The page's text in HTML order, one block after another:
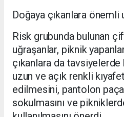
Doğaya çıkanlara önemli
Risk grubunda bulunan
uğraşanlar, piknik
çıkanlara da
uzun ve açık renkli
edilmesini, pantolon
sokulmasını ve